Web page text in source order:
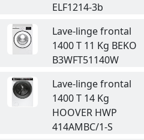
ELF1214-3b
Lave-linge frontal
1400 T 11 Kg BEKO
B3WFT51140W
Lave-linge frontal
1400 T 14 Kg
HOOVER HWP
414AMBC/1-S